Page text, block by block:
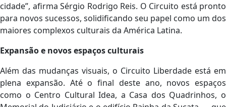
cidade”, afirma Sérgio Rodrigo Reis. O Circuito está pronto
para novos sucessos, solidificando seu papel como um dos
maiores complexos culturais da América Latina.
Expansão e novos espaços culturais
Além das mudanças visuais, o Circuito Liberdade está em
plena expansão. Até o final deste ano, novos espaços
como o Centro Cultural Idea, a Casa dos Quadrinhos, o